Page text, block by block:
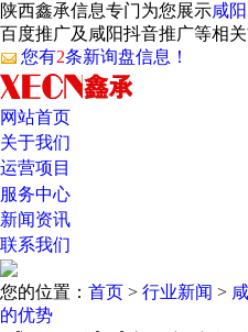
陕西鑫承信息专门为您展示咸
百度推广及咸阳抖音推广等相
您有2条新询盘信息！
网站首页
关于我们
运营项目
服务中心
新闻资讯
联系我们
您的位置： 首页 > 行业新闻 >
的优势